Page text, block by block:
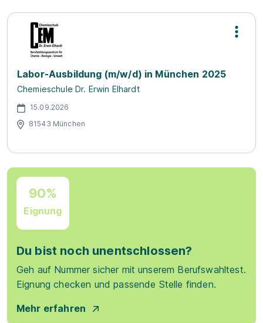
Labor-Ausbildung (m/w/d) in München 2025
Chemieschule Dr. Erwin Elhardt
15.09.2026
81543 München
90%
Eignung
Du bist noch unentschlossen?
Geh auf Nummer sicher mit unserem Berufswahltest.
Eignung checken und passende Stelle finden.
Mehr erfahren